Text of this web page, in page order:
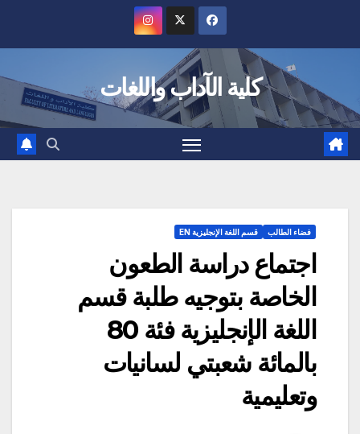
كلية الآداب واللغات
فضاء الطالب قسم اللغة الإنجليزية EN
اجتماع دراسة الطعون
الخاصة بتوجيه طلبة قسم
اللغة الإنجليزية فئة 80
بالمائة شعبتي لسانيات
وتعليمية